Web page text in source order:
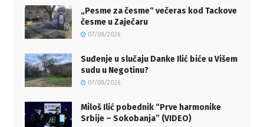
„Pesme za česme“ večeras kod Tackove
česme u Zaječaru
07/08/2026
Suđenje u slučaju Danke Ilić biće u Višem
sudu u Negotinu?
07/08/2026
Miloš Ilić pobednik “Prve harmonike
Srbije – Sokobanja” (VIDEO)